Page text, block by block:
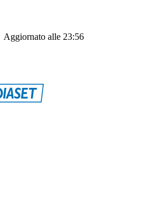
Aggiornato alle 23:56